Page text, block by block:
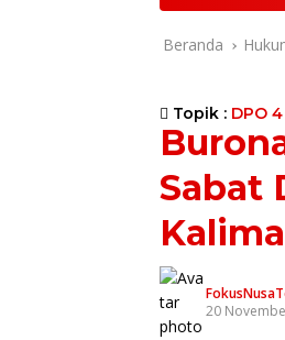
Beranda
Topik : DPO
Sabat
20